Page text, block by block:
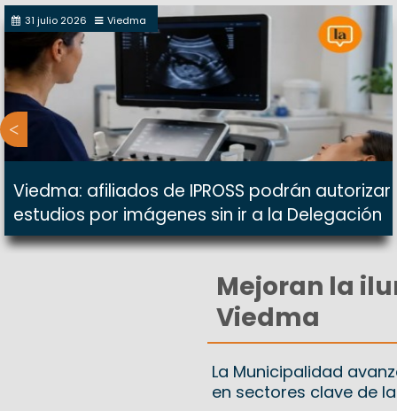
31 julio 2026 Viedma
Viedma: afiliados de IPROSS podrán autorizar
estudios por imágenes sin ir a la Delegación
Mejoran la
Viedma
La Municipalidad
en sectores clave de